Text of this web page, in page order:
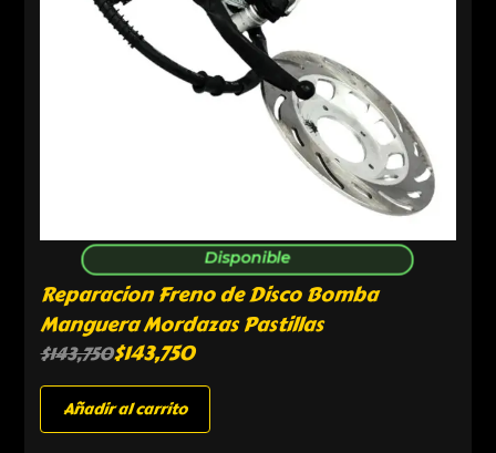
Disponible
Reparacion Freno de Disco Bomba
Manguera Mordazas Pastillas
$143,750$143,750
Añadir al carrito